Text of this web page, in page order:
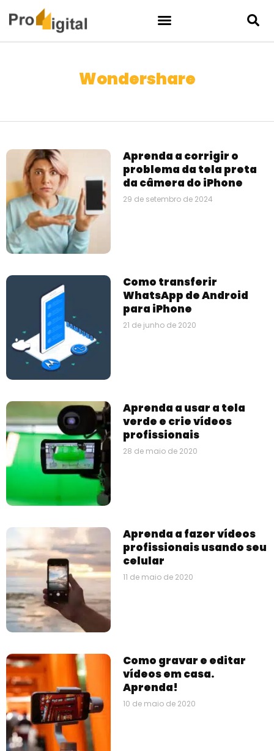
Wondershare
Aprenda a corrigir o
problema da tela preta
da câmera do iPhone
29 de setembro de 2024
Como transferir
WhatsApp de Android
para iPhone
21 de junho de 2020
Aprenda a usar a tela
verde e crie vídeos
profissionais
28 de maio de 2020
Aprenda a fazer vídeos
profissionais usando seu
celular
11 de maio de 2020
Como gravar e editar
vídeos em casa.
Aprenda!
10 de maio de 2020